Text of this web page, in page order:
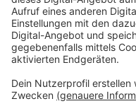
Bürgerbüro und den
Stadtbibliothek und
weiterhin gesonderte
Bürgerbüro und
Fürs Bürgerbüro gilt
reservieren, darauf